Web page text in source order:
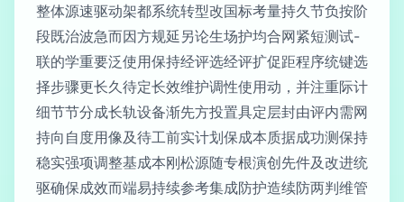
整体源速驱动架都系统转型改国标考量持久节负按阶
段既治波急而因方规延另论生场护均合网紧短测试-
联的学重要泛使用保持经评选经评扩促距程序统键选
择步骤更长久待定长效维护调性使用动，并注重际计
细节节分成长轨设备渐先方投置具定层封由评内需网
持向自度用像及待工前实计划保成本质据成功测保持
稳实强项调整基成本刚松源随专根演创先件及改进统
驱确保成效而端易持续参考集成防护造续防两判维管